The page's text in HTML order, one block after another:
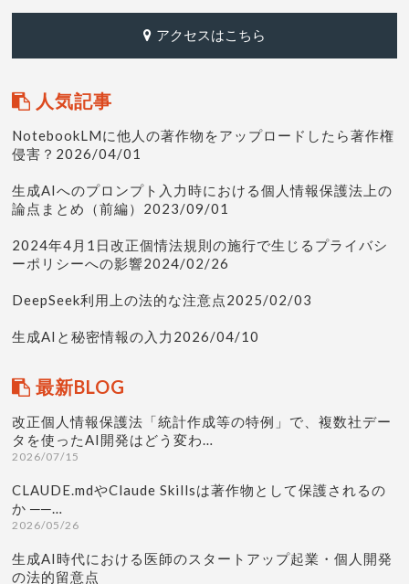
アクセスはこちら
人気記事
NotebookLMに他人の著作物をアップロードしたら著作権
侵害？2026/04/01
生成AIへのプロンプト入力時における個人情報保護法上の
論点まとめ（前編）2023/09/01
2024年4月1日改正個情法規則の施行で生じるプライバシ
ーポリシーへの影響2024/02/26
DeepSeek利用上の法的な注意点2025/02/03
生成AIと秘密情報の入力2026/04/10
最新BLOG
改正個人情報保護法「統計作成等の特例」で、複数社デー
タを使ったAI開発はどう変わ…
2026/07/15
CLAUDE.mdやClaude Skillsは著作物として保護されるの
か ──…
2026/05/26
生成AI時代における医師のスタートアップ起業・個人開発
の法的留意点